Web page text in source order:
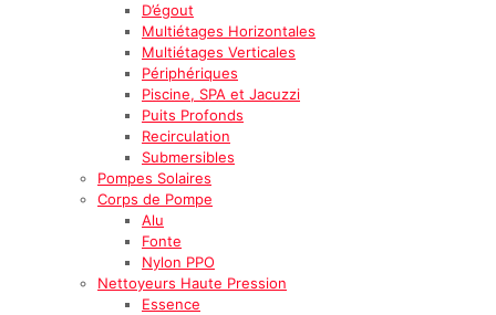
D’égout
Multiétages Horizontales
Multiétages Verticales
Périphériques
Piscine, SPA et Jacuzzi
Puits Profonds
Recirculation
Submersibles
Pompes Solaires
Corps de Pompe
Alu
Fonte
Nylon PPO
Nettoyeurs Haute Pression
Essence